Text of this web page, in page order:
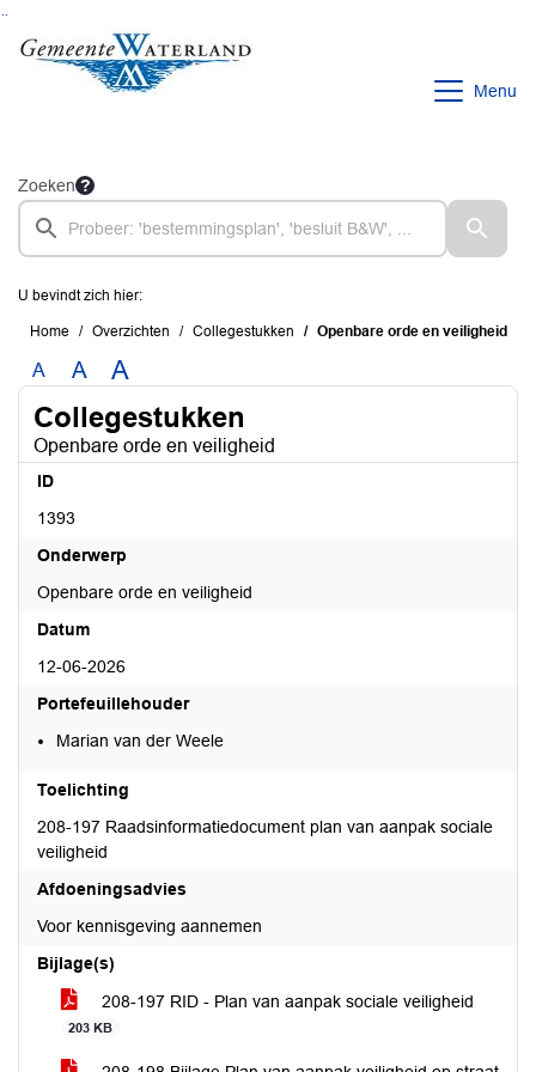
Ga naar de inhoud van deze pagina
Ga naar het zoeken
Ga naar het menu
Menu
Zoeken
U bevindt zich hier:
Home Overzichten Collegestukken Openbare orde en veiligheid
A A A
Collegestukken
Openbare orde en veiligheid
ID
1393
Onderwerp
Openbare orde en veiligheid
Datum
12-06-2026
Portefeuillehouder
Marian van der Weele
Toelichting
208-197 Raadsinformatiedocument plan van aanpak sociale
veiligheid
Afdoeningsadvies
Voor kennisgeving aannemen
Bijlage(s)
208-197 RID - Plan van aanpak sociale veiligheid
203 KB